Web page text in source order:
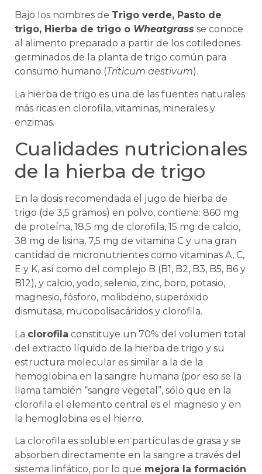
Bajo los nombres de Trigo verde, Pasto de
trigo, Hierba de trigo o Wheatgrass se conoce
al alimento preparado a partir de los cotiledones
germinados de la planta de trigo común para
consumo humano (Triticum aestivum).
La hierba de trigo es una de las fuentes naturales
más ricas en clorofila, vitaminas, minerales y
enzimas.
Cualidades nutricionales
de la hierba de trigo
En la dosis recomendada el jugo de hierba de
trigo (de 3,5 gramos) en polvo, contiene: 860 mg
de proteína, 18,5 mg de clorofila, 15 mg de calcio,
38 mg de lisina, 7,5 mg de vitamina C y una gran
cantidad de micronutrientes como vitaminas A, C,
E y K, así como del complejo B (B1, B2, B3, B5, B6 y
B12), y calcio, yodo, selenio, zinc, boro, potasio,
magnesio, fósforo, molibdeno, superóxido
dismutasa, mucopolisacáridos y clorofila.
La clorofila constituye un 70% del volumen total
del extracto líquido de la hierba de trigo y su
estructura molecular es similar a la de la
hemoglobina en la sangre humana (por eso se la
llama también “sangre vegetal”, sólo que en la
clorofila el elemento central es el magnesio y en
la hemoglobina es el hierro.
La clorofila es soluble en partículas de grasa y se
absorben directamente en la sangre a través del
sistema linfático, por lo que mejora la formación